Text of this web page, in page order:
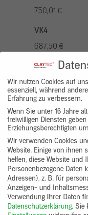
750,01 €
VK4
687,50 €
VK5
875,01 €
VK7
625,00 €
Wir nutzen Cookies auf
essenziell, während
Erfahrung zu verbessern.
Wenn Sie unter 16 Jahre
freiwilligen Diensten
Erziehungsberechtigten
Wir verwenden Cookies
Website. Einige von ihnen
helfen, diese Website und
Personenbezogene Daten
Adressen), z. B. für
Anzeigen- und
Verwendung Ihrer Daten
Datenschutzerklärung. Sie